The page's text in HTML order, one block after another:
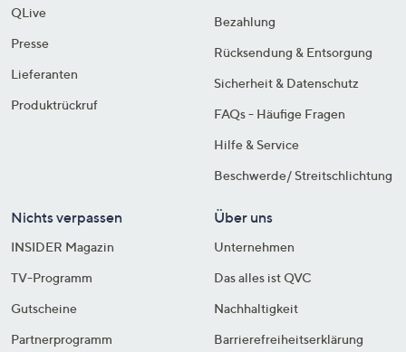
QLive
Presse
Lieferanten
Produktrückruf
Bezahlung
Rücksendung & Entsorgung
Sicherheit & Datenschutz
FAQs - Häufige Fragen
Hilfe & Service
Beschwerde/ Streitschlichtung
Nichts verpassen
INSIDER Magazin
TV-Programm
Gutscheine
Partnerprogramm
Über uns
Unternehmen
Das alles ist QVC
Nachhaltigkeit
Barrierefreiheitserklärung